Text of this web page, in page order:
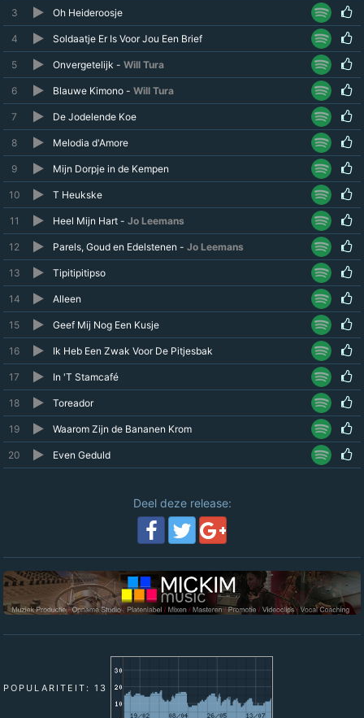
3 Oh Heideroosje
4 Soldaatje Er Is Voor Jou Een Brief
5 Onvergetelijk - Will Tura
6 Blauwe Kimono - Will Tura
7 De Jodelende Koe
8 Melodia d'Amore
9 Mijn Dorpje in de Kempen
10 T Heukske
11 Heel Mijn Hart - Jo Leemans
12 Parels, Goud en Edelstenen - Jo Leemans
13 Tipitipitipso
14 Alleen
15 Geef Mij Nog Een Kusje
16 Ik Heb Een Zwak Voor De Pitjesbak
17 In 'T Stamcafé
18 Toreador
19 Waarom Zijn de Bananen Krom
20 Even Geduld
Deel deze release:
POPULARITEIT: 13